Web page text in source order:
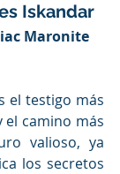
Iskandar
Maronite
el testigo más
el camino más
valioso, ya
los secretos